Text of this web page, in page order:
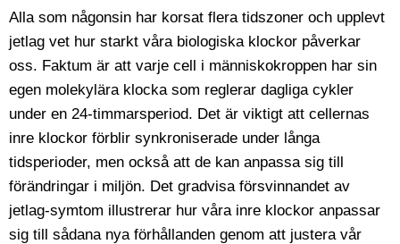
Alla som någonsin har korsat flera tidszoner och upplevt
jetlag vet hur starkt våra biologiska klockor påverkar
oss. Faktum är att varje cell i människokroppen har sin
egen molekylära klocka som reglerar dagliga cykler
under en 24-timmarsperiod. Det är viktigt att cellernas
inre klockor förblir synkroniserade under långa
tidsperioder, men också att de kan anpassa sig till
förändringar i miljön. Det gradvisa försvinnandet av
jetlag-symtom illustrerar hur våra inre klockor anpassar
sig till sådana nya förhållanden genom att justera vår